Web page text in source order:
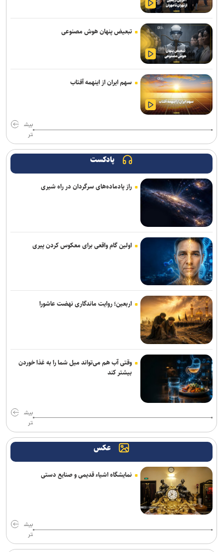
پیام رئیس جهاددانشگاهی به مناسبت روز خبرنگار/ تأکید بر نقش رسانه‌ها
در تبیین واقعیت‌ها و تقویت انسجام اجتماعی
بازنگری کامل رشته‌های عمران، صنایع و برق در دانشگاه علم و صنعت/
رشته‌های جدید جایگزین رشته‌های کم‌متقاضی می‌شوند
دارو‌های دیابت را از نظر تأثیر بر چربی و عضله بدن با یکدیگر متفاوتند
اعلام زمان فرآیند اسکان تابستانه دانشجویان علوم پزشکی شهیدبهشتی
طراحی پلتفرم هوشمند اکتشاف مواد معدنی مبتنی بر هوش مصنوعی
بیانیه بسیج اساتید جهاددانشگاهی به مناسبت سالروز تأسیس
جهاد دانشگاهی برای پاسخ به نیاز‌های کشور نیازمند تحول بنیادین است
ولایتی: نیروهای خارجی باید منطقه را ترک کنند
ارائه طرح کاهش مصرف انرژی ساختمان‌های مسکونی با ترکیب آتریوم و
انرژی خورشیدی
معیارهای علمی و تأثیرگذاری اجتماعی، مبنای انتخاب سرآمدان/ حمایت
مادی و معنوی، لازمه تداوم سرآمدی
دانشگاه انقلاب اسلامی مهلت ارسال آثار به پویش «هنر برای زندگی» را تا
۳۰ مرداد تمدید کرد
نتایج آزمون‌های سمپاد و نمونه دولتی پایه هفتم اعلام شد
نسخه بازگشت ایران به صدر تولید علم؛ تکیه بر نیروی انسانی و حمایت از
پژوهش
پیام معاون علوم تربیتی و مهارتی دانشگاه آزاد اسلامی به مناسبت روز
خبرنگار
نتایج نهایی آزمون دکتری سال ۱۴۰۵ اواخر مرداد ماه اعلام می‌شود
خبرنگاران، روایتگران حقیقت و همراهان توسعه آموزش و سلامت در
روزهای دشوار هستند
دانشگاه تهران: خبرنگاری زیربنای تصمیم‌گیری‌های کلان و هوشمندانه در
جامعه است
خبرنگاران حلقه اتصال دانش با جامعه هستند
زمان نام‌نویسی آزمون کارشناسی ارشد علوم پزشکی فردا آغاز خواهد شد
خبرنگاران، چراغداران حقیقت در شب ابهام ها و میدان جنگ روایت ها
هستند
تبعیض پنهان هوش مصنوعی
سهم ایران از اینهمه آفتاب
بیش
تر
پادکست
راز پادماده‌های سرگردان در راه شیری
اولین گام واقعی برای معکوس کردن پیری
اربعین؛ روایت ماندگاری نهضت عاشورا
وقتی آب هم می‌تواند میل شما را به غذا خوردن
بیشتر کند
بیش
تر
عکس
نمایشگاه اشیاء قدیمی و صنایع دستی
بیش
تر